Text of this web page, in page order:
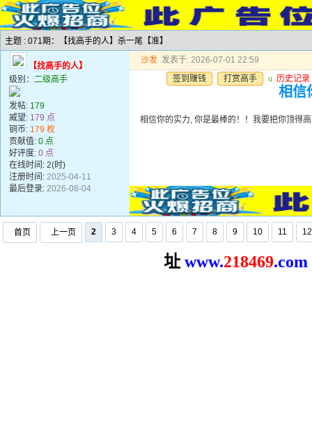
主题 : 071期：【找高手的人】杀一尾【准】
【找高手的人】
级别： 二级高手
发帖: 179
威望: 179 点
铜币: 179 枚
贡献值: 0 点
好评度: 0 点
在线时间: 2(时)
注册时间: 2025-04-11
最后登录: 2026-08-04
沙发 发表于: 2026-07-01 22:59
签到赚钱
打赏高手 u 历史记录
相信
相信你的实力, 你是最棒的！！我要把你顶得
首页 上一页 2 3 4 5 6 7 8 9 10 11 12
址 www.218469.com